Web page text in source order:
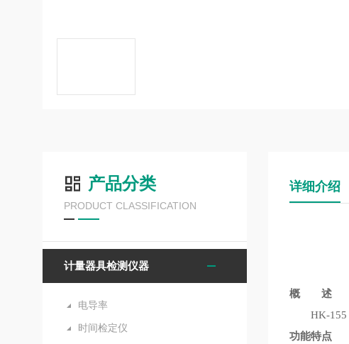
产品分类
PRODUCT CLASSIFICATION
计量器具检测仪器
电导率
时间检定仪
详细介绍
概 述
HK-155
功能特点